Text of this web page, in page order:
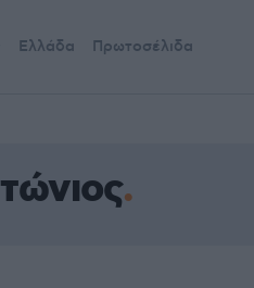
Ελλάδα Πρωτοσέλιδα